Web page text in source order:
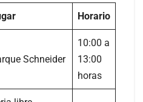
Horario
Schneider
10:00 a
13:00
horas